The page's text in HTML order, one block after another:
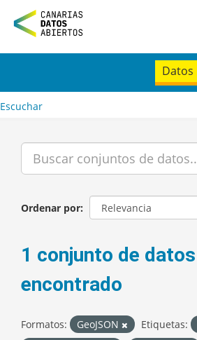
n
t
Datos
Escuchar
Ordenar por
1 conjunto de datos
encontrado
Formatos: GeoJSON Etiquetas: